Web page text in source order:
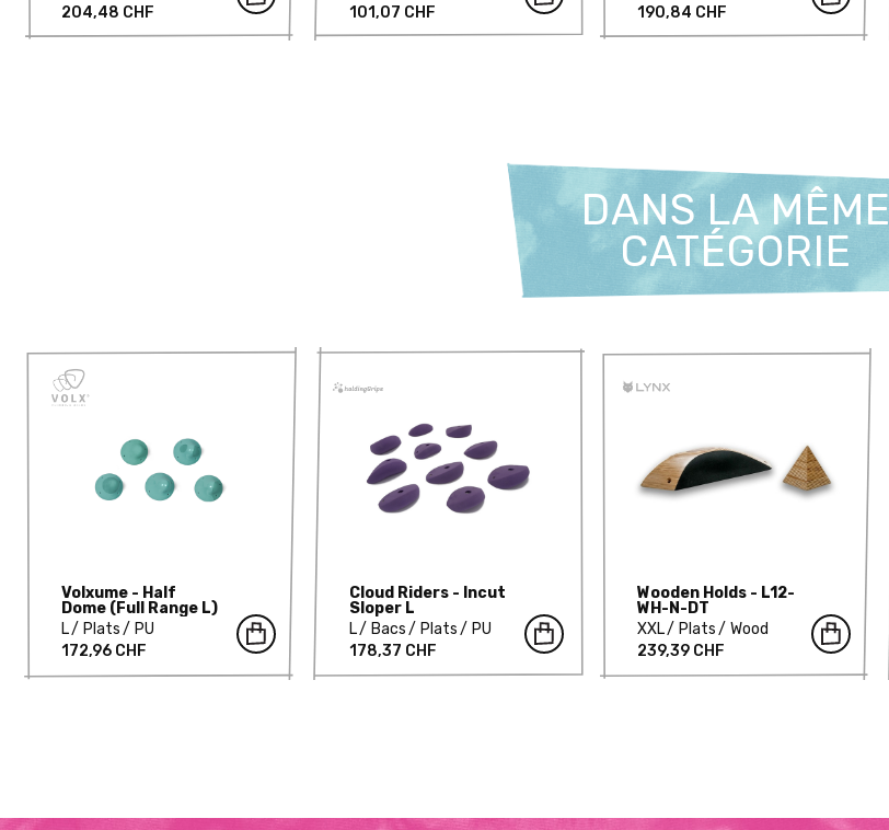
204,48 CHF
101,07 CHF
190,84 CHF
DANS LA MÊME
CATÉGORIE
Volxume - Half
Dome (Full Range L)
L
Plats
PU
172,96 CHF
Cloud Riders - Incut
Sloper L
L
Bacs Plats
PU
178,37 CHF
Wooden Holds - L12-
WH-N-DT
XXL
Plats
Wood
239,39 CHF